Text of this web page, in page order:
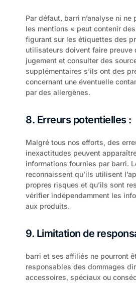
Par défaut, barri n’analyse ni ne
les mentions « peut contenir
figurant sur les étiquettes des
utilisateurs doivent faire preuve
jugement et consulter des
supplémentaires s’ils ont des
concernant une éventuelle
par des allergènes.
8. Erreurs potentielles :
Malgré tous nos efforts, des
inexactitudes peuvent
informations fournies par barri.
reconnaissent qu’ils utilisent
propres risques et qu’ils sont
vérifier indépendamment les
aux produits.
9. Limitation de
barri et ses affiliés ne pourront
responsables des dommages
accessoires, spéciaux ou